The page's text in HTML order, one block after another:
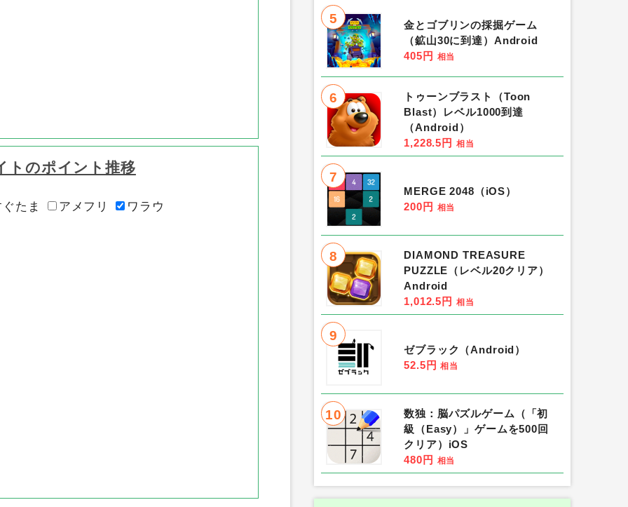
合わせた場合、いかなる理由があ
うと報酬付与対象外となりますの
度お時間を頂戴する場合がありま
5
金とゴブリンの採掘ゲーム
（鉱山30に到達）Android
405円 相当
6
トゥーンブラスト（Toon
Blast）レベル1000到達
（Android）
1,228.5円 相当
7
MERGE 2048（iOS）
200円 相当
8
DIAMOND TREASURE
PUZZLE（レベル20クリア）
Android
1,012.5円 相当
9
ゼブラック（Android）
52.5円 相当
10
数独：脳パズルゲーム（「初
級（Easy）」ゲームを500回
クリア）iOS
480円 相当